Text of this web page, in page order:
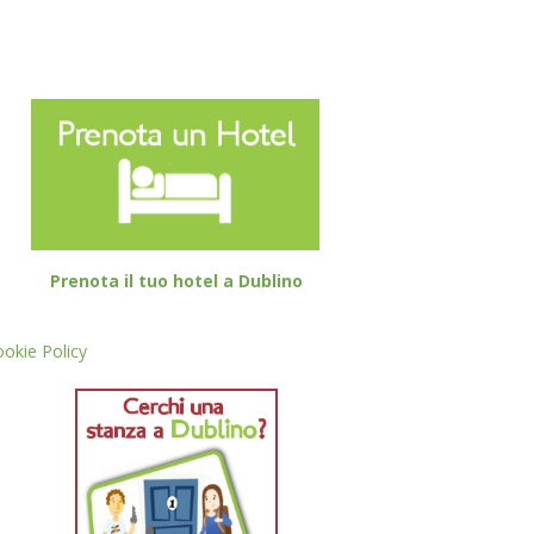
Prenota il tuo hotel a Dublino
Policy